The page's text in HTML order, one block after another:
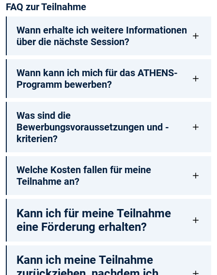
FAQ zur Teilnahme
Wann erhalte ich weitere Informationen
über die nächste Session?
Wann kann ich mich für das ATHENS-
Programm bewerben?
Was sind die
Bewerbungsvoraussetzungen und -
kriterien?
Welche Kosten fallen für meine
Teilnahme an?
Kann ich für meine Teilnahme
eine Förderung erhalten?
Kann ich meine Teilnahme